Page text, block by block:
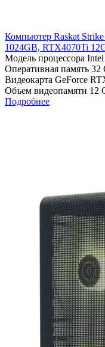
Компьютер Raskat
1024GB, RTX4070Ti
Модель процессора
Оперативная память 32
Видеокарта GeForce
Объем видеопамяти 12
Подробнее